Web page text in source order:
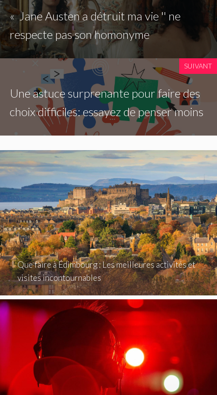
« Jane Austen a détruit ma vie '' ne
respecte pas son homonyme
SUIVANT
Une astuce surprenante pour faire des
choix difficiles: essayez de penser moins
Que faire à Édimbourg : Les meilleures activités et
visites incontournables